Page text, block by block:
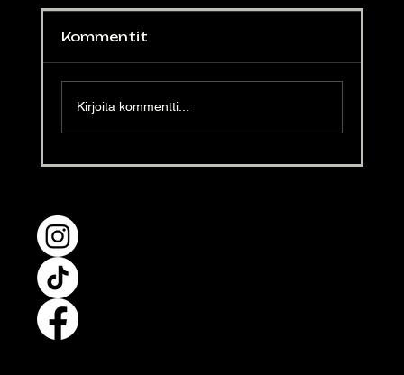
Lyckad matmässatrots
Kommentit
Kirjoita kommentti...